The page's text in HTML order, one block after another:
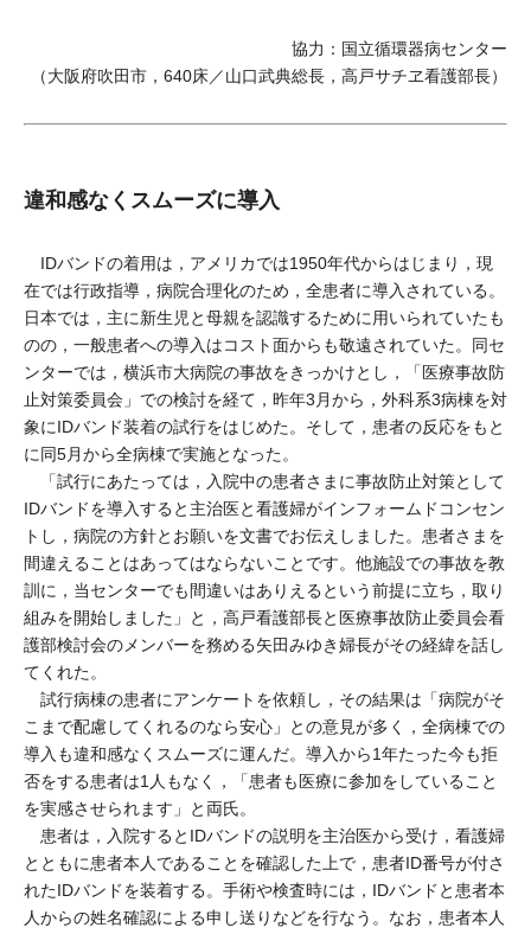
協力：国立循環器病センター
（大阪府吹田市，640床／山口武典総長，高戸サチヱ看護部長）
違和感なくスムーズに導入
IDバンドの着用は，アメリカでは1950年代からはじまり，現
在では行政指導，病院合理化のため，全患者に導入されている。
日本では，主に新生児と母親を認識するために用いられていたも
のの，一般患者への導入はコスト面からも敬遠されていた。同セ
ンターでは，横浜市大病院の事故をきっかけとし，「医療事故防
止対策委員会」での検討を経て，昨年3月から，外科系3病棟を対
象にIDバンド装着の試行をはじめた。そして，患者の反応をもと
に同5月から全病棟で実施となった。
「試行にあたっては，入院中の患者さまに事故防止対策として
IDバンドを導入すると主治医と看護婦がインフォームドコンセン
トし，病院の方針とお願いを文書でお伝えしました。患者さまを
間違えることはあってはならないことです。他施設での事故を教
訓に，当センターでも間違いはありえるという前提に立ち，取り
組みを開始しました」と，高戸看護部長と医療事故防止委員会看
護部検討会のメンバーを務める矢田みゆき婦長がその経緯を話し
てくれた。
試行病棟の患者にアンケートを依頼し，その結果は「病院がそ
こまで配慮してくれるのなら安心」との意見が多く，全病棟での
導入も違和感なくスムーズに運んだ。導入から1年たった今も拒
否をする患者は1人もなく，「患者も医療に参加をしていること
を実感させられます」と両氏。
患者は，入院するとIDバンドの説明を主治医から受け，看護婦
とともに患者本人であることを確認した上で，患者ID番号が付さ
れたIDバンドを装着する。手術や検査時には，IDバンドと患者本
人からの姓名確認による申し送りなどを行なう。なお，患者本人